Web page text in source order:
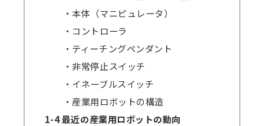
・本体（マニピュレータ）
・コントローラ
・ティーチングペンダント
・非常停止スイッチ
・イネーブルスイッチ
・産業用ロボットの構造
1-4 最近の産業用ロボットの動向